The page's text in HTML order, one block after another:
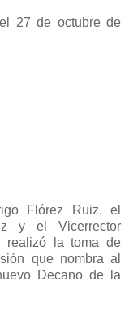
27 de octubre de
Flórez Ruiz, el
y el Vicerrector
realizó la toma de
que nombra al
Decano de la